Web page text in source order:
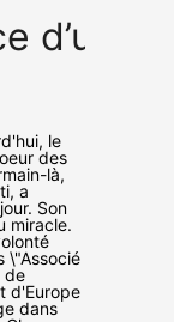
d’un
le
des
là,
a
Son
miracle.
\"Associé
de
d'Europe
dans